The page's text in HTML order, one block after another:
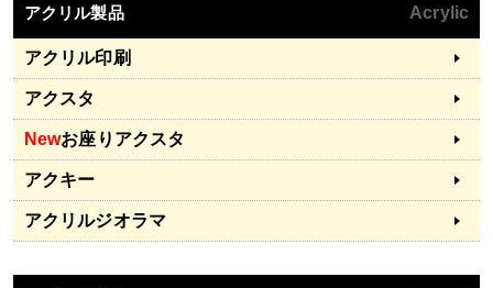
アクリル製品 Acrylic
アクリル印刷
アクスタ
Newお座りアクスタ
アクキー
アクリルジオラマ